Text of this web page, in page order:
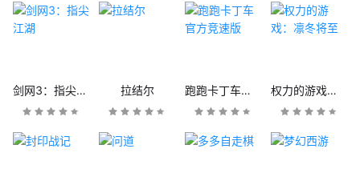
剑网3：指尖江湖 拉结尔 跑跑卡丁车官方竞速版 权力的游戏：凛冬将至